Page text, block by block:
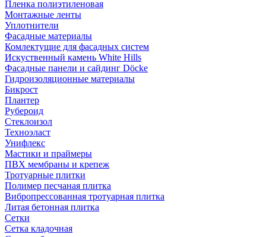
Пленка полиэтиленовая
Монтажные ленты
Уплотнители
Фасадные материалы
Комлектущие для фасадных систем
Искуственный камень White Hills
Фасадные панели и сайдинг Döcke
Гидроизоляционные материалы
Бикрост
Плантер
Рубероид
Стеклоизол
Техноэласт
Унифлекс
Мастики и праймеры
ПВХ мембраны и крепеж
Тротуарные плитки
Полимер песчаная плитка
Вибропрессованная тротуарная плитка
Литая бетонная плитка
Сетки
Сетка кладочная